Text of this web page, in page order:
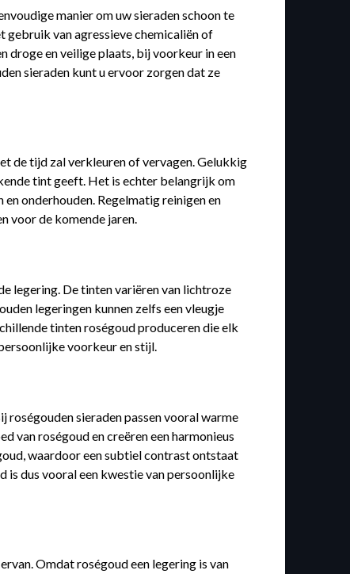
manier om uw sieraden schoon te
gebruik van agressieve chemicaliën of
droge en veilige plaats, bij voorkeur in een
sieraden kunt u ervoor zorgen dat ze
de tijd zal verkleuren of vervagen. Gelukkig
tint geeft. Het is echter belangrijk om
onderhouden. Regelmatig reinigen en
voor de komende jaren.
legering. De tinten variëren van lichtroze
legeringen kunnen zelfs een vleugje
tinten roségoud produceren die elk
voorkeur en stijl.
sieraden passen vooral warme
van roségoud en creëren een harmonieus
waardoor een subtiel contrast ontstaat
is dus vooral een kwestie van persoonlijke
Omdat roségoud een legering is van